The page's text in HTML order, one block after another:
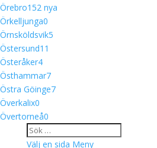
Örebro152 nya
Örkelljunga0
Örnsköldsvik5
Östersund11
Österåker4
Östhammar7
Östra Göinge7
Överkalix0
Övertorneå0
Välj en sida Meny